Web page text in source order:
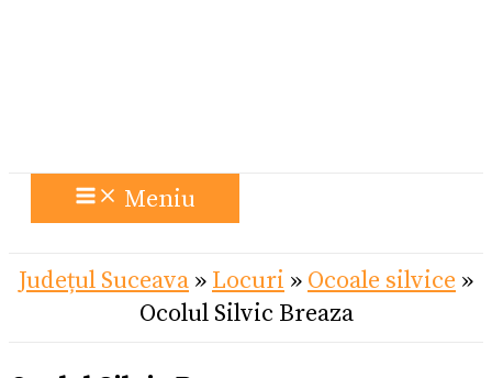
Meniu
Județul Suceava » Locuri » Ocoale silvice »
Ocolul Silvic Breaza